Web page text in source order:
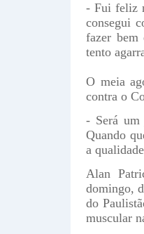
- Fui feliz
consegui
fazer bem
tento
O meia
contra o
- Será um
Quando
a
Alan
domingo,
do
muscular